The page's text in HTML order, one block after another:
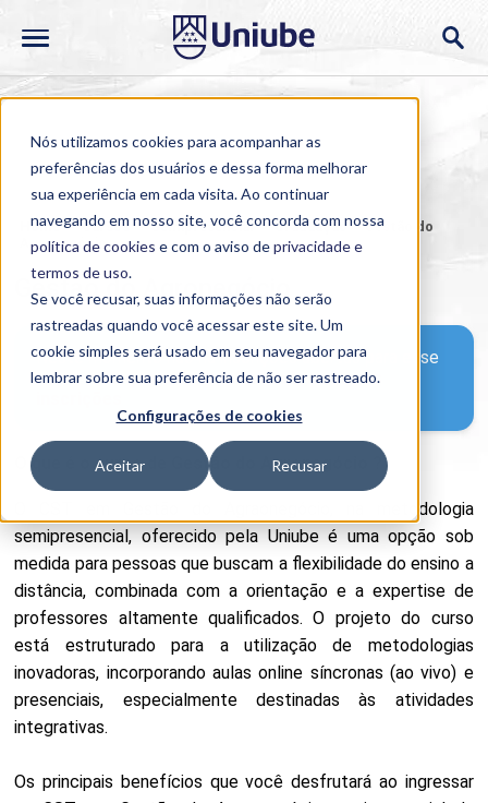
Nós utilizamos cookies para acompanhar as
preferências dos usuários e dessa forma melhorar
sua experiência em cada visita. Ao continuar
navegando em nosso site, você concorda com nossa
política de cookies e com o aviso deprivacidade e
termos de uso.
Se você recusar, suas informações não serão
rastreadas quando você acessar este site. Um
cookie simples será usado em seu navegador para
lembrar sobre sua preferência de não ser rastreado.
Configurações de cookies
Aceitar Recusar
Home > Cursos > Semipresencial > Graduação >Gestão do
Agronegócio
Gestão do Agronegócio
Neste momento não há inscrições abertas para esse
curso,mas quero ficar informado sobre as
O que é o curso de Gestão do Agronegócio ?
O CST em Gestão do Agraonegócio, na metodologia
semipresencial, oferecido pela Uniube é uma opção sob
medida para pessoas que buscam a flexibilidade do ensino a
distância, combinada com a orientação e a expertise de
professores altamente qualificados. O projeto do curso
está estruturado para a utilização de metodologias
inovadoras, incorporando aulas online síncronas (ao vivo) e
presenciais, especialmente destinadas às atividades
integrativas.
Os principais benefícios que você desfrutará ao ingressar